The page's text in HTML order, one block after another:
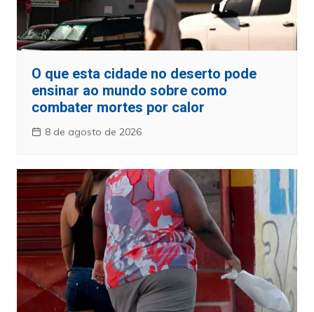
O que esta cidade no deserto pode
ensinar ao mundo sobre como
combater mortes por calor
8 de agosto de 2026